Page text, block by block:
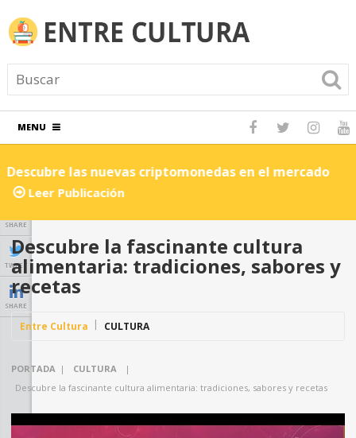
MENU
Descubre las nuevas criptomonedas en el mercado
Leer Publicación
SHARE
TWEET
SHARE
Descubre la fascinante cultura
alimentaria: tradiciones, sabores y
recetas
Entre Cultura CULTURA
PORTADA | CULTURA
|
Descubre la fascinante cultura alimentaria: tradiciones, sabores y recetas